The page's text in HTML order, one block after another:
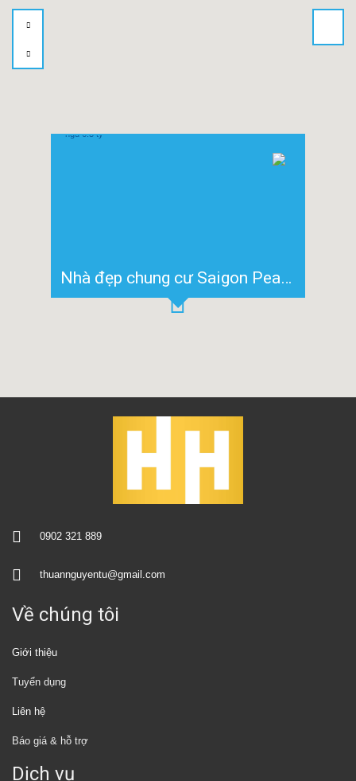
Nhà đẹp chung cư Saigon Pearl cần chuyển nhượng 3 phòng ngủ 6.3 tỷ
0902 321 889
thuannguyentu@gmail.com
Về chúng tôi
Giới thiệu
Tuyển dụng
Liên hệ
Báo giá & hỗ trợ
Dịch vụ